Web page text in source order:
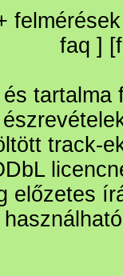
felmérések
faq ] [
track-
előzetes